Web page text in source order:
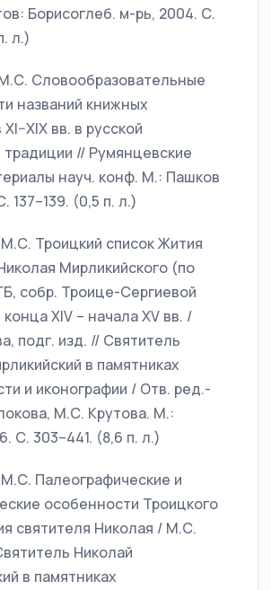
Борисоглеб. м-рь, 2004. С.
л.)
Словообразовательные
названий книжных
вв. в русской
традиции // Румянцевские
науч. конф. М.: Пашков
137–139. (0,5 п. л.)
Троицкий список Жития
Мирликийского (по
собр. Троице-Сергиевой
XIV – начала XV вв. /
подг. изд. // Святитель
в памятниках
и иконографии / Отв. ред.-
М.С. Крутова. М.:
С. 303–441. (8,6 п. л.)
Палеографические и
особенности Троицкого
святителя Николая / М.С.
Николай
в памятниках